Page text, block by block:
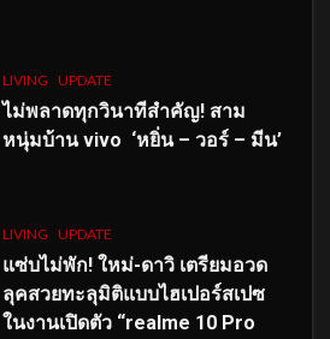
LIVING UPDATE
ไม่พลาดทุกวินาทีสำคัญ! สาม
หนุ่มบ้าน vivo ‘หยิ่น – วอร์ – มีน’
LIVING UPDATE
แซ่บไม่พัก! ใหม่-ดาวิ เตรียมอวด
ลุคสวยทะลุมิติแบบไฮเปอร์สเปซ
ในงานเปิดตัว “realme 10 Pro